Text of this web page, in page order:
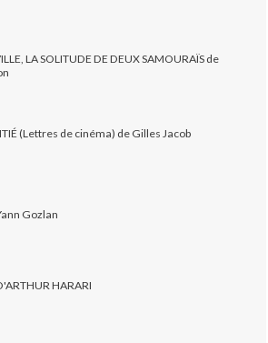
LA SOLITUDE DE DEUX SAMOURAÏS de
(Lettres de cinéma) de Gilles Jacob
Gozlan
HARARI